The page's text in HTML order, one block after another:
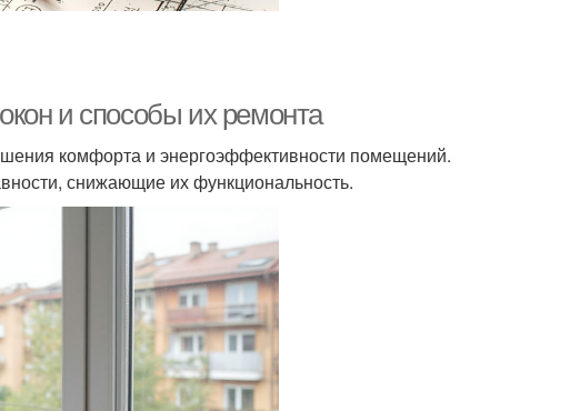
и способы их ремонта
комфорта и энергоэффективности помещений.
снижающие их функциональность.